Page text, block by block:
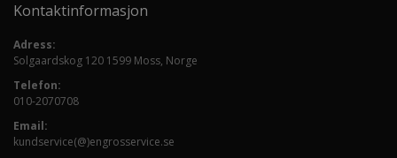
Kontaktinformasjon
Adress:
Solgaardskog 120 1599 Moss, Norge
Telefon:
010-2070708
Email:
kundservice(@)engrosservice.se